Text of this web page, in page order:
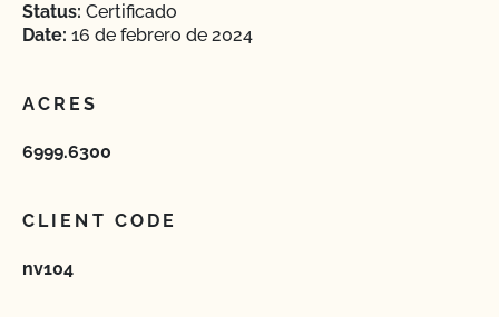
Status: Certificado
Date: 16 de febrero de 2024
ACRES
6999.6300
CLIENT CODE
nv104